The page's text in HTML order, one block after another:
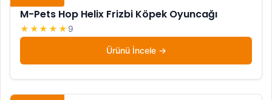
M-Pets Hop Helix Frizbi Köpek Oyuncağı
★★★★★ 9
Ürünü İncele